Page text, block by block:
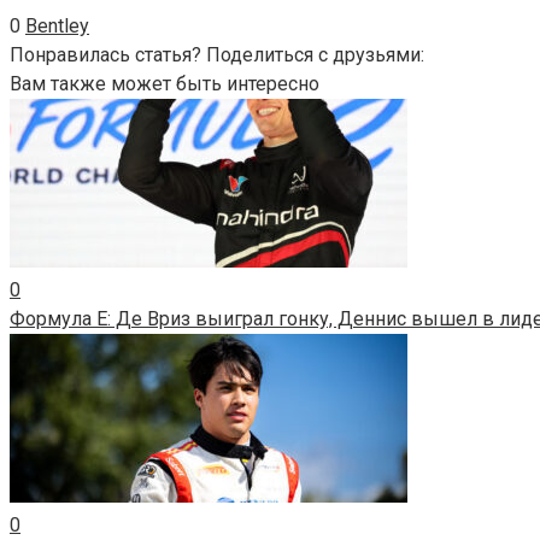
0 Bentley
Понравилась статья? Поделиться с друзьями:
Вам также может быть интересно
0
Формула E: Де Вриз выиграл гонку, Деннис вышел в
0